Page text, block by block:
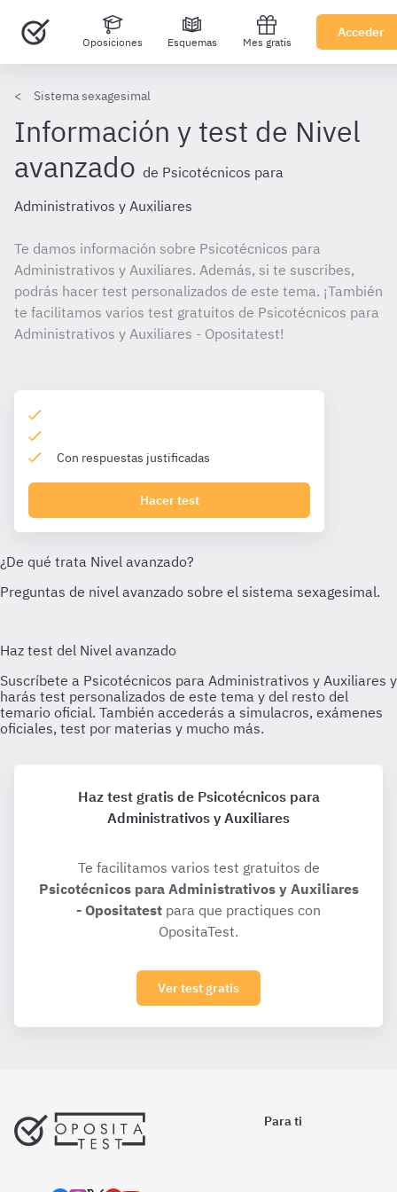
Oposiciones Esquemas Mes gratis
Acceder
Sistema sexagesimal
Información y test de Nivel
avanzado de Psicotécnicos para
Administrativos y Auxiliares
Te damos información sobre Psicotécnicos para
Administrativos y Auxiliares. Además, si te suscribes,
podrás hacer test personalizados de este tema. ¡También
te facilitamos varios test gratuitos de Psicotécnicos para
Administrativos y Auxiliares - Opositatest!
Con respuestas justificadas
Hacer test
Haz test gratis de Psicotécnicos para
Administrativos y Auxiliares
Te facilitamos varios test gratuitos de
Psicotécnicos para Administrativos y Auxiliares
- Opositatest para que practiques con
OpositaTest.
Ver test gratis
Para ti